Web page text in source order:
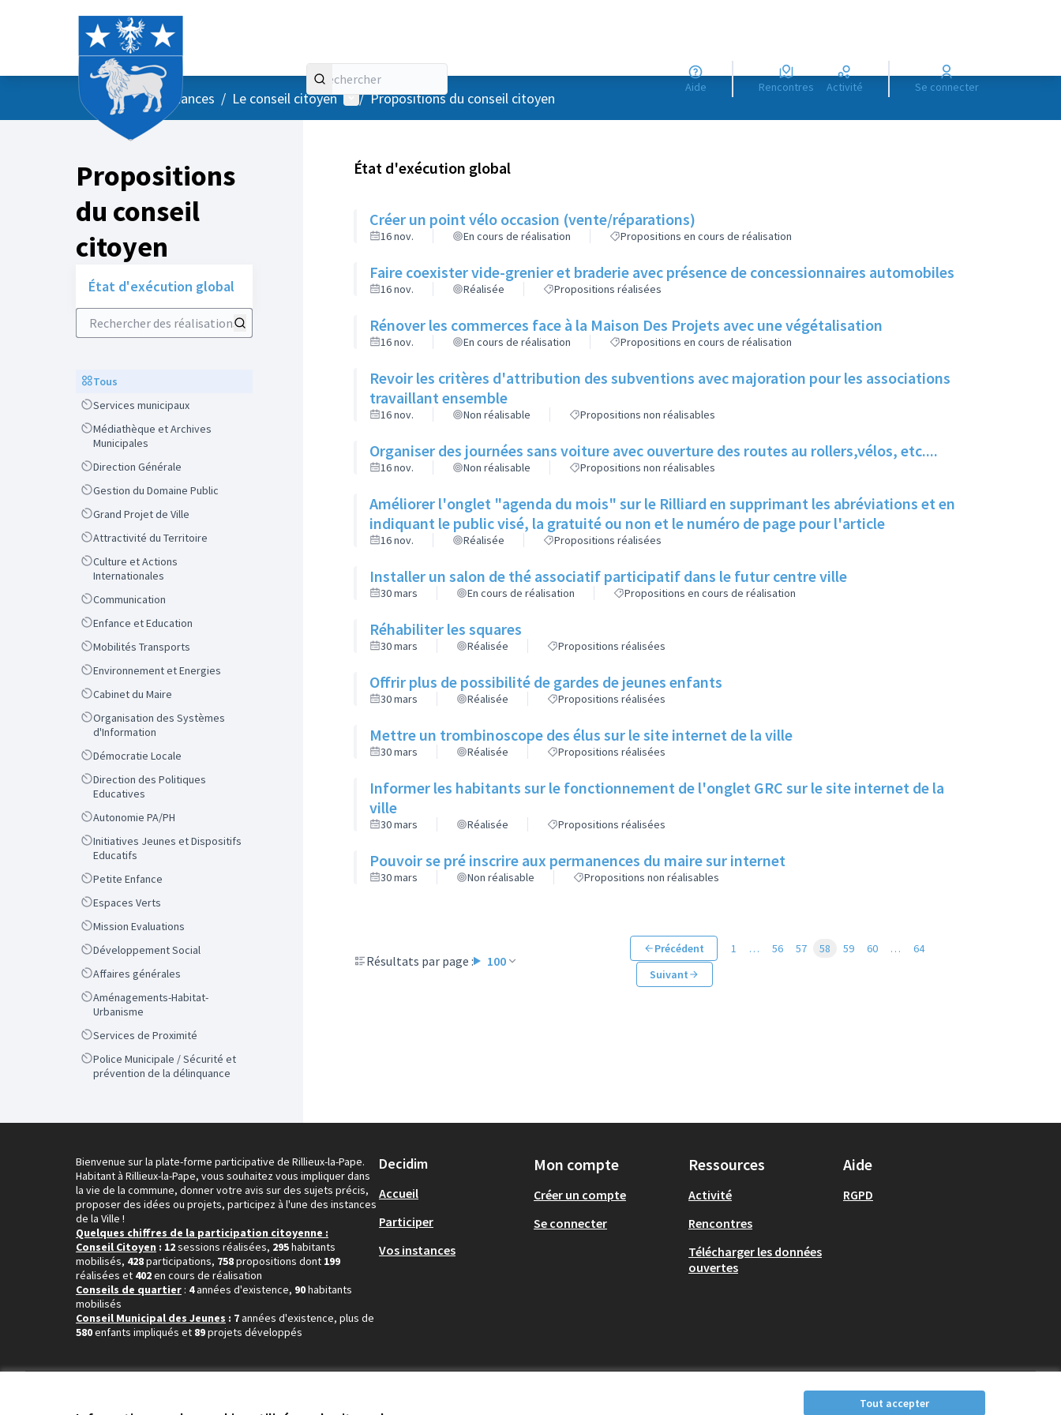
Tout accepter
Aide Rencontres Activité Se connecter
AccueilMenu principal
/ Vos instances / Le conseil citoyen Menu utilisateur
/ Propositions du conseil citoyen
Propositions
du conseil
citoyen
État d'exécution global
Rechercher des réalisations
ScopeTous
ScopeServices municipaux
Scope
Médiathèque et Archives
Municipales
ScopeDirection Générale
ScopeGestion du Domaine Public
ScopeGrand Projet de Ville
ScopeAttractivité du Territoire
Scope
Culture et Actions
Internationales
ScopeCommunication
ScopeEnfance et Education
ScopeMobilités Transports
ScopeEnvironnement et Energies
ScopeCabinet du Maire
Scope
Organisation des Systèmes
d'Information
ScopeDémocratie Locale
Scope
Direction des Politiques
Educatives
ScopeAutonomie PA/PH
Scope
Initiatives Jeunes et Dispositifs
Educatifs
ScopePetite Enfance
ScopeEspaces Verts
ScopeMission Evaluations
ScopeDéveloppement Social
ScopeAffaires générales
Scope
Aménagements-Habitat-
Urbanisme
ScopeServices de Proximité
Scope
Police Municipale / Sécurité et
prévention de la délinquance
État d'exécution global
Créer un point vélo occasion (vente/réparations)
16 nov. En cours de réalisation Propositions en cours de réalisation
Faire coexister vide-grenier et braderie avec présence de concessionnaires automobiles
16 nov. Réalisée Propositions réalisées
Rénover les commerces face à la Maison Des Projets avec une végétalisation
16 nov. En cours de réalisation Propositions en cours de réalisation
Revoir les critères d'attribution des subventions avec majoration pour les associations
travaillant ensemble
16 nov. Non réalisable Propositions non réalisables
Organiser des journées sans voiture avec ouverture des routes au rollers,vélos, etc....
16 nov. Non réalisable Propositions non réalisables
Améliorer l'onglet "agenda du mois" sur le Rilliard en supprimant les abréviations et en
indiquant le public visé, la gratuité ou non et le numéro de page pour l'article
16 nov. Réalisée Propositions réalisées
Installer un salon de thé associatif participatif dans le futur centre ville
30 mars En cours de réalisation Propositions en cours de réalisation
Réhabiliter les squares
30 mars Réalisée Propositions réalisées
Offrir plus de possibilité de gardes de jeunes enfants
30 mars Réalisée Propositions réalisées
Mettre un trombinoscope des élus sur le site internet de la ville
30 mars Réalisée Propositions réalisées
Informer les habitants sur le fonctionnement de l'onglet GRC sur le site internet de la
ville
30 mars Réalisée Propositions réalisées
Pouvoir se pré inscrire aux permanences du maire sur internet
30 mars Non réalisable Propositions non réalisables
Résultats par page : 100
Précédent 1 … 56 57 58 59 60 …
64
Suivant
Bienvenue sur la plate-forme participative de Rillieux-la-Pape.
Habitant à Rillieux-la-Pape, vous souhaitez vous impliquer dans
la vie de la commune, donner votre avis sur des sujets précis,
proposer des idées ou projets, participez à l'une des instances
de la Ville !
Quelques chiffres de la participation citoyenne :
Conseil Citoyen : 12sessions réalisées, 295habitants
mobilisés, 428participations, 758propositions dont 199
réalisées et 402en cours de réalisation
Conseils de quartier : 4années d'existence, 90habitants
mobilisés
Conseil Municipal des Jeunes : 7années d'existence, plus de
580enfants impliqués et 89projets développés
Decidim
Accueil
Participer
Vos instances
Mon compte
Créer un compte
Se connecter
Ressources
Activité
Rencontres
Télécharger les données
ouvertes
Aide
RGPD